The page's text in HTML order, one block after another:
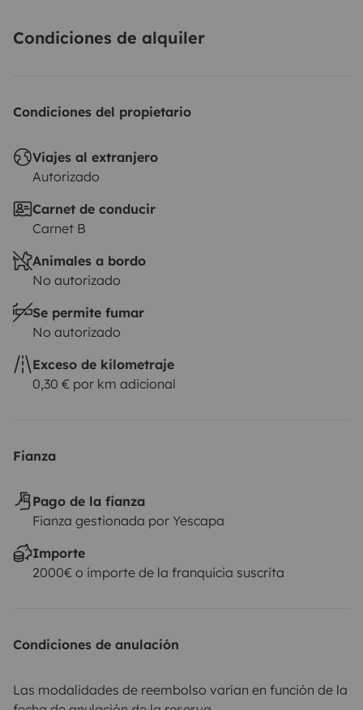
Condiciones de alquiler
Condiciones del propietario
Viajes al extranjero
Autorizado
Carnet de conducir
Carnet B
Animales a bordo
No autorizado
Se permite fumar
No autorizado
Exceso de kilometraje
0,30 € por km adicional
Fianza
Pago de la fianza
Fianza gestionada por Yescapa
Importe
2000€ o importe de la franquicia suscrita
Condiciones de anulación
Las modalidades de reembolso varían en función de la